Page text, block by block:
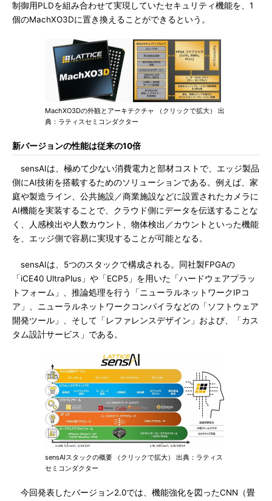
制御用PLDを組み合わせて実現していたセキュリティ機能を、1
個のMachXO3Dに置き換えることができるという。
MachXO3Dの外観とアーキテクチャ （クリックで拡大） 出
典：ラティスセミコンダクター
新バージョンの性能は従来の10倍
sensAIは、極めて少ない消費電力と部材コストで、エッジ製品
側にAI技術を搭載するためのソリューションである。例えば、家
庭や製造ライン、公共施設／商業施設などに設置されたカメラに
AI機能を実装することで、クラウド側にデータを伝送することな
く、人感検出や人数カウント、物体検出／カウントといった機能
を、エッジ側で容易に実現することが可能となる。
sensAIは、5つのスタックで構成される。同社製FPGAの
「iCE40 UltraPlus」や「ECP5」を用いた「ハードウェアプラッ
トフォーム」、推論処理を行う「ニューラルネットワークIPコ
ア」、ニューラルネットワークコンパイラなどの「ソフトウェア
開発ツール」、そして「レファレンスデザイン」および、「カス
タム設計サービス」である。
sensAIスタックの概要 （クリックで拡大） 出典：ラティス
セミコンダクター
今回発表したバージョン2.0では、機能強化を図ったCNN（畳